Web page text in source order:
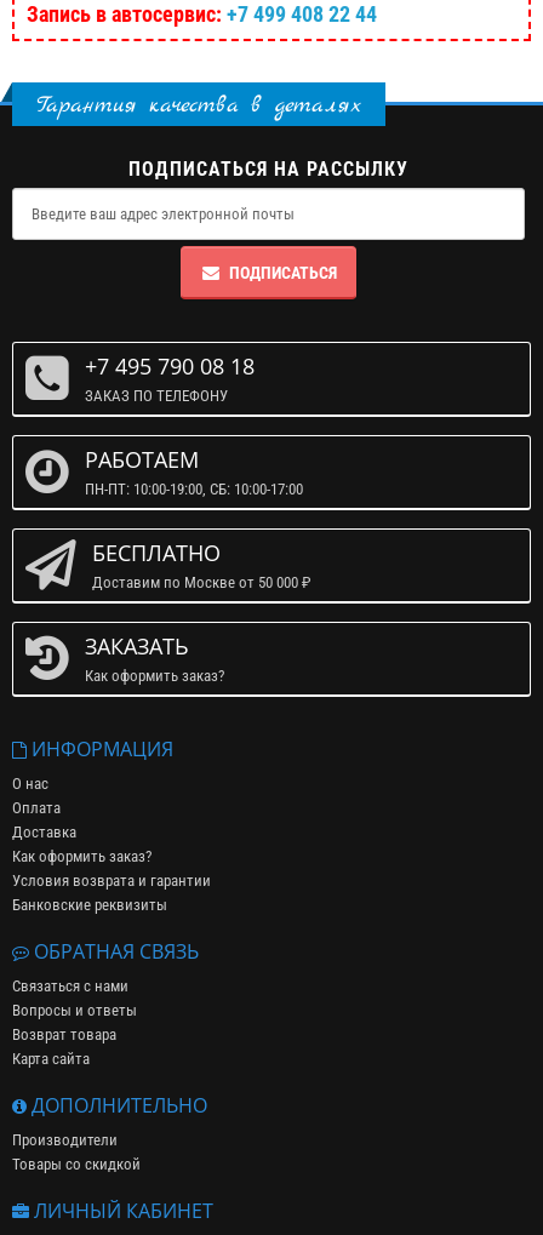
Запись в автосервис: +7 499 408 22 44
Гарантия качества в деталях
ПОДПИСАТЬСЯ НА РАССЫЛКУ
ПОДПИСАТЬСЯ
+7 495 790 08 18
ЗАКАЗ ПО ТЕЛЕФОНУ
РАБОТАЕМ
ПН-ПТ: 10:00-19:00, СБ: 10:00-17:00
БЕСПЛАТНО
Доставим по Москве от 50 000 ₽
ЗАКАЗАТЬ
Как оформить заказ?
ИНФОРМАЦИЯ
О нас
Оплата
Доставка
Как оформить заказ?
Условия возврата и гарантии
Банковские реквизиты
ОБРАТНАЯ СВЯЗЬ
Связаться с нами
Вопросы и ответы
Возврат товара
Карта сайта
ДОПОЛНИТЕЛЬНО
Производители
Товары со скидкой
ЛИЧНЫЙ КАБИНЕТ